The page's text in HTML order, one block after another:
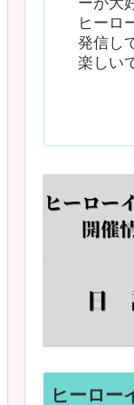
ヒーロ
発信し
楽しい
ヒーロー